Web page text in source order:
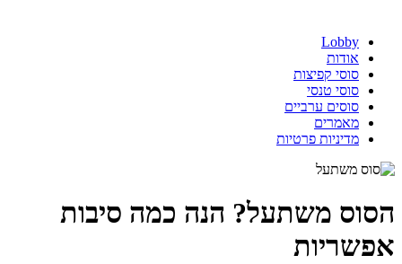
Lobby
אודות
סוסי קפיצות
סוסי טנסי
סוסים ערביים
מאמרים
מדיניות פרטיות
הסוס משתעל? הנה כמה סיבות
אפשריות